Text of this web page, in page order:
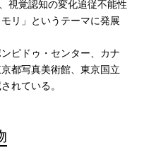
視覚認知の変化追従不能性
リ」というテーマに発展
ピドゥ・センター、カナ
都写真美術館、東京国立
れている。